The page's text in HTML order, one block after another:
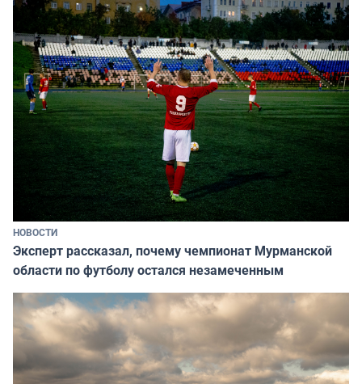
НОВОСТИ
Эксперт рассказал, почему чемпионат Мурманской
области по футболу остался незамеченным